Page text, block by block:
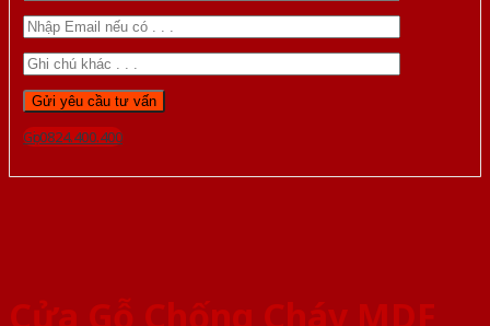
Gọi 0824.400.400
Cửa Gỗ Chống Cháy MDF